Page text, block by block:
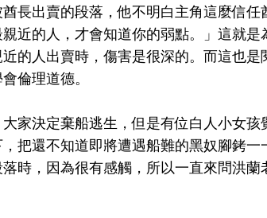
長出賣的段落，他不明白主角這麼信任
近的人，才會知道你的弱點。」這就是
的人出賣時，傷害是很深的。而這也是
倫理道德。
家決定棄船逃生，但是有位白人小女孩
把還不知道即將遭遇船難的黑奴腳銬一
時，因為很有感觸，所以一直來問洪蘭